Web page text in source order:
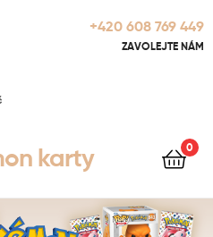
+420 608 769 449
ZAVOLEJTE NÁM
karty 0